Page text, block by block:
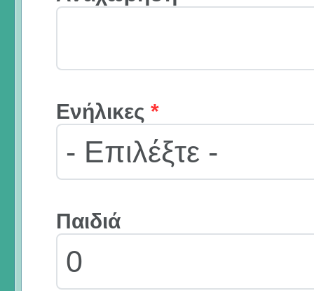
Ενήλικες *
Παιδιά